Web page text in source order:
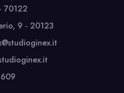
70122
9 - 20123